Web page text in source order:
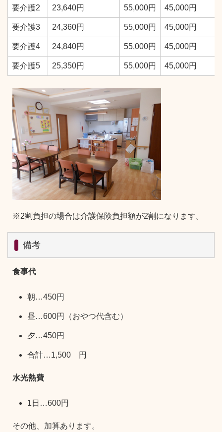
要介護2 23,640円 55,000円 45,000円
要介護3 24,360円 55,000円 45,000円
要介護4 24,840円 55,000円 45,000円
要介護5 25,350円 55,000円 45,000円
※2割負担の場合は介護保険負担額が2割になります。
備考
食事代
朝…450円
昼…600円（おやつ代含む）
夕…450円
合計…1,500 円
水光熱費
1日…600円
その他、加算あります。